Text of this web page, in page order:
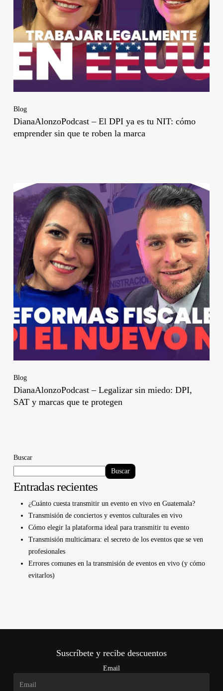
Blog
DianaAlonzoPodcast – El DPI ya es tu NIT: cómo
emprender sin que te roben la marca
Blog
DianaAlonzoPodcast – Legalizar sin miedo: DPI,
SAT y marcas que te protegen
Buscar
Buscar
Entradas recientes
¿Cuánto cuesta transmitir un evento en vivo en Guatemala?
Transmisión de conciertos y eventos culturales en vivo
Cómo elegir la plataforma ideal para transmitir tu evento
Transmisión multicámara: el secreto de los eventos que se ven
profesionales
Errores comunes en la transmisión de eventos en vivo (y cómo
evitarlos)
Suscríbete y recibe descuentos
Email